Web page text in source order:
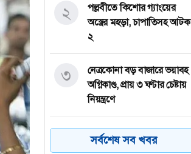
পল্লবীতে কিশোর গ্যাংয়ের
অস্ত্রের মহড়া, চাপাতিসহ আটক
২
২
নেত্রকোনা বড় বাজারে ভয়াবহ
অগ্নিকাণ্ড, প্রায় ৩ ঘণ্টার চেষ্টায়
নিয়ন্ত্রণে
৩
কয়েক ডজন
অভিবাসনপ্রত্যাশীকে উদ্ধার
সর্বশেষ সব খবর